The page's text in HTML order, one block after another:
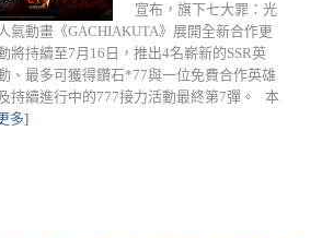
宣布，旗下七大罪：光
氣動畫《GACHIAKUTA》展開全新合作更
將持續至7月16日，推出4名嶄新的SSR英
、最多可獲得鑽石*77與一位免費合作英雄
持續進行中的777接力活動最終第7彈。 本
多]